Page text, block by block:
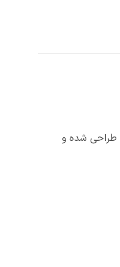
طراحی شده و